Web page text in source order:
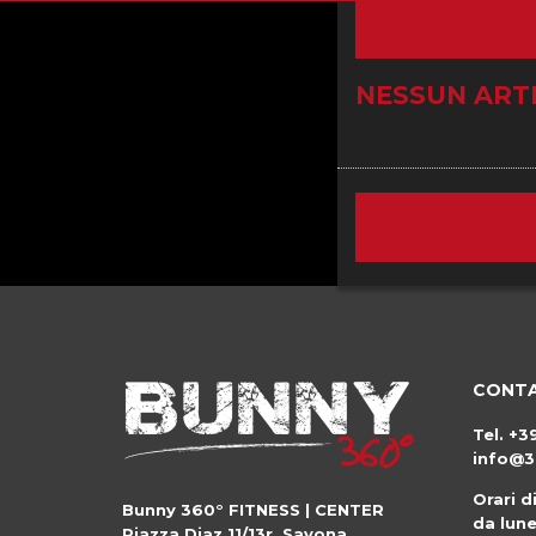
NESSUN
Bunny 360° FITNESS | CENTER
Tel.
Orari
da